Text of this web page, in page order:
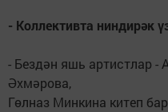
- Коллективта ниндирәк
- Бездән яшь артистлар -
Әхмәрова,
Гөлназ Минкина китеп